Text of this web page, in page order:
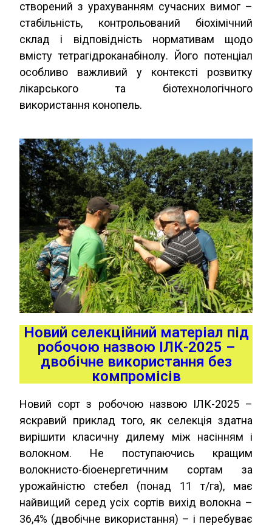
створений з урахуванням сучасних вимог –
стабільність, контрольований біохімічний
склад і відповідність нормативам щодо
вмісту тетрагідроканабінолу. Його потенціал
особливо важливий у контексті розвитку
лікарського та біотехнологічного
використання конопель.
Новий селекційний матеріал під
робочою назвою ІЛК-2025 –
двобічне використання без
компромісів
Новий сорт з робочою назвою ІЛК-2025 –
яскравий приклад того, як селекція здатна
вирішити класичну дилему між насінням і
волокном. Не поступаючись кращим
волокнисто-біоенергетичним сортам за
урожайністю стебел (понад 11 т/га), має
найвищий серед усіх сортів вихід волокна –
36,4% (двобічне використання) – і перебуває